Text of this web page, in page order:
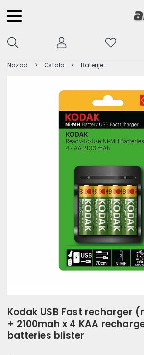
Nazad Ostalo Baterije
Kodak USB Fast recharger
+ 2100mah x 4 KAA
batteries blister